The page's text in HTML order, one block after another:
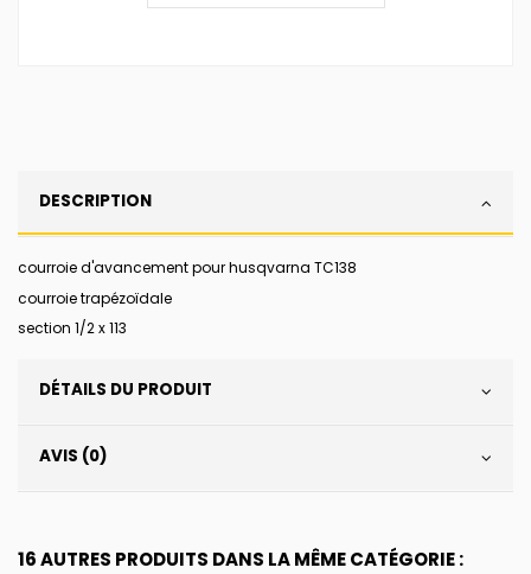
DESCRIPTION
courroie d'avancement pour husqvarna TC138
courroie trapézoïdale
section 1/2 x 113
DÉTAILS DU PRODUIT
AVIS (0)
16 AUTRES PRODUITS DANS LA MÊME CATÉGORIE :